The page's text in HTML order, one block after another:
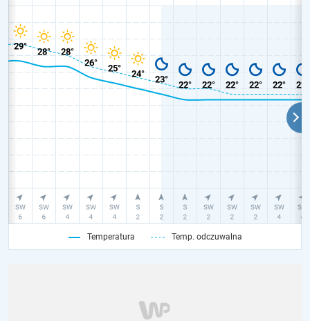
Temperatura Temp. odczuwalna